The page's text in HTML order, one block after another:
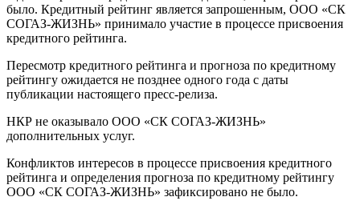
было. Кредитный рейтинг является запрошенным, ООО «СК
СОГАЗ-ЖИЗНЬ» принимало участие в процессе присвоения
кредитного рейтинга.
Пересмотр кредитного рейтинга и прогноза по кредитному
рейтингу ожидается не позднее одного года с даты
публикации настоящего пресс-релиза.
НКР не оказывало ООО «СК СОГАЗ-ЖИЗНЬ»
дополнительных услуг.
Конфликтов интересов в процессе присвоения кредитного
рейтинга и определения прогноза по кредитному рейтингу
ООО «СК СОГАЗ-ЖИЗНЬ» зафиксировано не было.